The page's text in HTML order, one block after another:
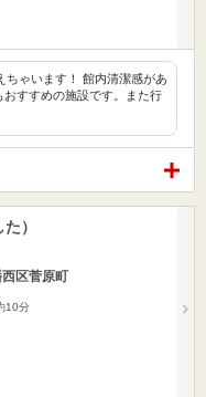
ちゃいます！ 館内清潔感があ
すすめの施設です。また行
）
区菅原町
10分